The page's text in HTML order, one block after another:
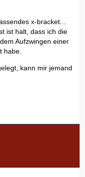
x-bracket...
ist halt, dass ich die
Aufzwingen einer
habe.
kann mir jemand